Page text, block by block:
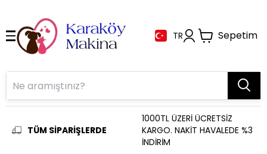
TR Sepetim
TÜM SİPARİŞLERDE
1000TL ÜZERİ ÜCRETSİZ
KARGO. NAKİT HAVALEDE %3
İNDİRİM